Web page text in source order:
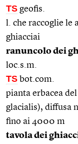
TS geofis.
l. che raccoglie le
ghiacciai
ranuncolo dei
loc.s.m.
TS bot.com.
pianta erbacea
glacialis), diffusa
fino ai 4000 m
tavola dei